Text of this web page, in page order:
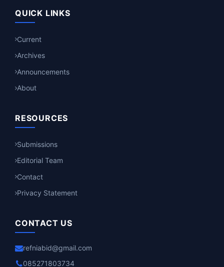
QUICK LINKS
Current
Archives
Announcements
About
RESOURCES
Submissions
Editorial Team
Contact
Privacy Statement
CONTACT US
refniabid@gmail.com
085271803734